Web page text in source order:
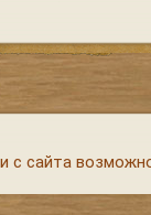
с сайта